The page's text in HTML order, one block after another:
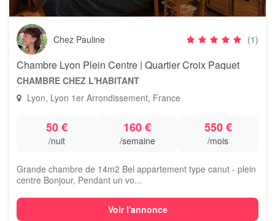
Chez Pauline (1)
Chambre Lyon Plein Centre | Quartier Croix Paquet
CHAMBRE CHEZ L'HABITANT
Lyon, Lyon 1er Arrondissement, France
50 €
/nuit
160 €
/semaine
550 €
/mois
Grande chambre de 14m2 Bel appartement type canut - plein
centre Bonjour, Pendant un vo...
Voir l'annonce